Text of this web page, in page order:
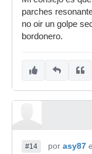
parches
no oir un golpe
bordonero.
#14 por asy87